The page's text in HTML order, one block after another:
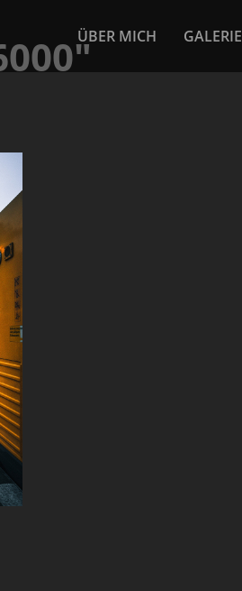
ÜBER MICH GALERIE